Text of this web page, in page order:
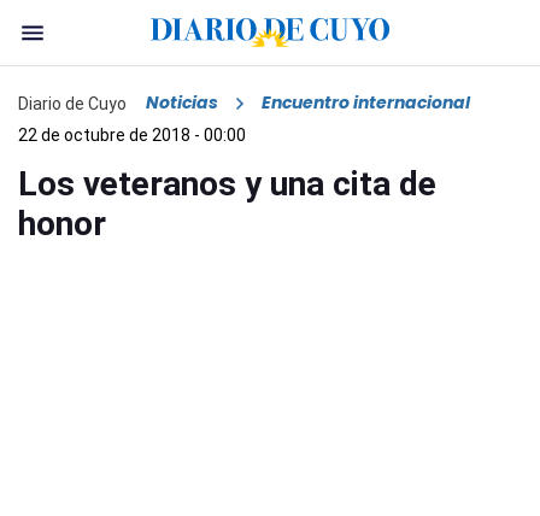
Diario de Cuyo Noticias Encuentro internacional
22 de octubre de 2018 - 00:00
Los veteranos y una cita de
honor